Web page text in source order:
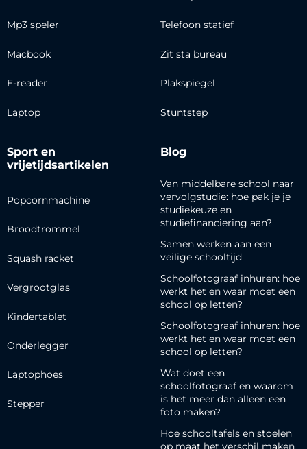
Mp3 speler
Macbook
E-reader
Laptop
Telefoon statief
Zit sta bureau
Plakspiegel
Stuntstep
Sport en
vrijetijdsartikelen
Popcornmachine
Broodtrommel
Squash racket
Vergrootglas
Kindertablet
Onderlegger
Laptophoes
Stepper
Blog
Van middelbare school naar
vervolgstudie: hoe pak je je
studiekeuze en
studiefinanciering aan?
Samen werken aan een
veilige schooltijd
Schoolfotograaf inhuren: hoe
werkt het en waar moet een
school op letten?
Schoolfotograaf inhuren: hoe
werkt het en waar moet een
school op letten?
Wat doet een
schoolfotograaf en waarom
is het meer dan alleen een
foto maken?
Hoe schooltafels en stoelen
op maat het verschil maken